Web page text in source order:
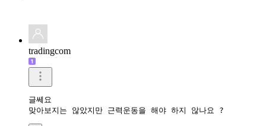
tradingcom
글쎄요
맞아보지는 않았지만 근력운동을 해야 하지 않나요 ?